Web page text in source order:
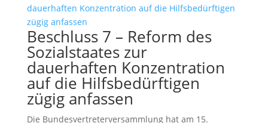
Beschluss 7 – Reform des
Sozialstaates zur
dauerhaften Konzentration
auf die Hilfsbedürftigen
zügig anfassen
Die Bundesvertreterversammlung hat am 15.